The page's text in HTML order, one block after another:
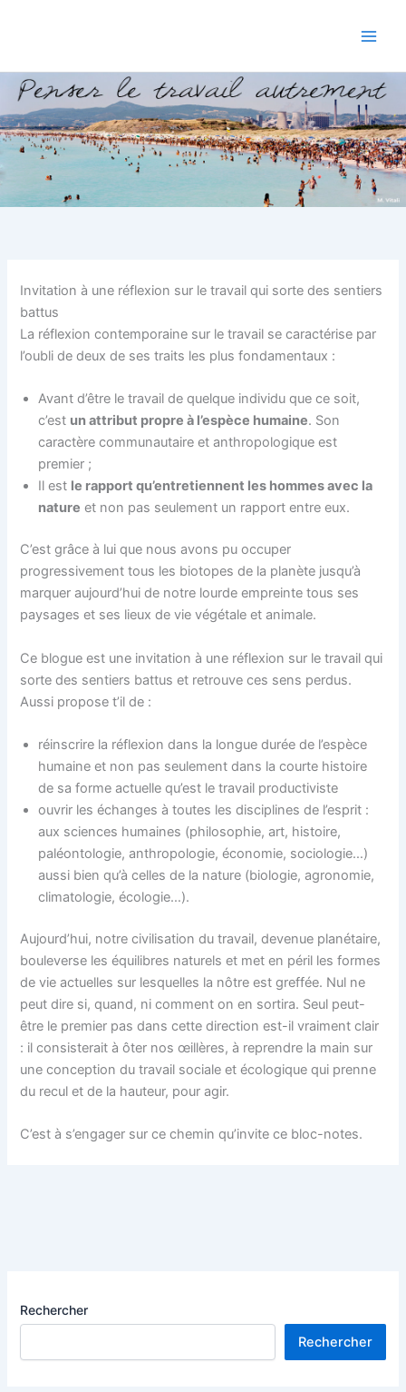
Invitation à une réflexion sur le travail qui sorte des sentiers
battus
La réflexion contemporaine sur le travail se caractérise par
l’oubli de deux de ses traits les plus fondamentaux :
Avant d’être le travail de quelque individu que ce soit,
c’est un attribut propre à l’espèce humaine. Son
caractère communautaire et anthropologique est
premier ;
Il est le rapport qu’entretiennent les hommes avec la
nature et non pas seulement un rapport entre eux.
C’est grâce à lui que nous avons pu occuper
progressivement tous les biotopes de la planète jusqu’à
marquer aujourd’hui de notre lourde empreinte tous ses
paysages et ses lieux de vie végétale et animale.
Ce blogue est une invitation à une réflexion sur le travail qui
sorte des sentiers battus et retrouve ces sens perdus.
Aussi propose t’il de :
réinscrire la réflexion dans la longue durée de l’espèce
humaine et non pas seulement dans la courte histoire
de sa forme actuelle qu’est le travail productiviste
ouvrir les échanges à toutes les disciplines de l’esprit :
aux sciences humaines (philosophie, art, histoire,
paléontologie, anthropologie, économie, sociologie…)
aussi bien qu’à celles de la nature (biologie, agronomie,
climatologie, écologie…).
Aujourd’hui, notre civilisation du travail, devenue planétaire,
bouleverse les équilibres naturels et met en péril les formes
de vie actuelles sur lesquelles la nôtre est greffée. Nul ne
peut dire si, quand, ni comment on en sortira. Seul peut-
être le premier pas dans cette direction est-il vraiment clair
: il consisterait à ôter nos œillères, à reprendre la main sur
une conception du travail sociale et écologique qui prenne
du recul et de la hauteur, pour agir.
C’est à s’engager sur ce chemin qu’invite ce bloc-notes.
Rechercher
Rechercher